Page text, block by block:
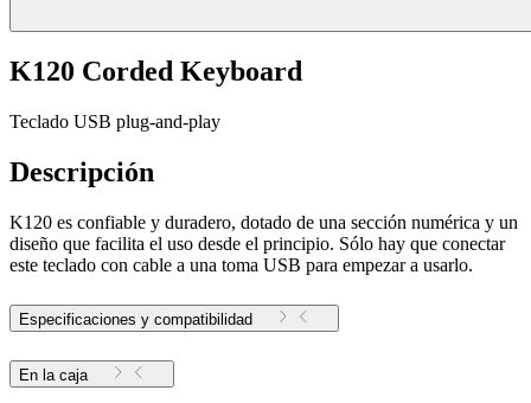
K120 Corded Keyboard
Teclado USB plug-and-play
Descripción
K120 es confiable y duradero, dotado de una sección numérica y un
diseño que facilita el uso desde el principio. Sólo hay que conectar
este teclado con cable a una toma USB para empezar a usarlo.
Especificaciones y compatibilidad
En la caja